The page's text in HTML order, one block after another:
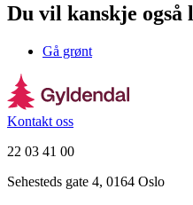
Du vil kanskje også
Gå grønt
Kontakt oss
22 03 41 00
Sehesteds gate 4, 0164 Oslo